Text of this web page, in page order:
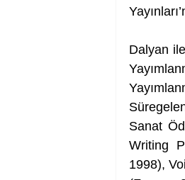
Dalyan
Sanat
Writing
1998),